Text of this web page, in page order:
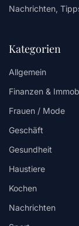
Nachrichten,
Kategorien
Allgemein
Finanzen &
Frauen / Mode
Geschäft
Gesundheit
Haustiere
Kochen
Nachrichten